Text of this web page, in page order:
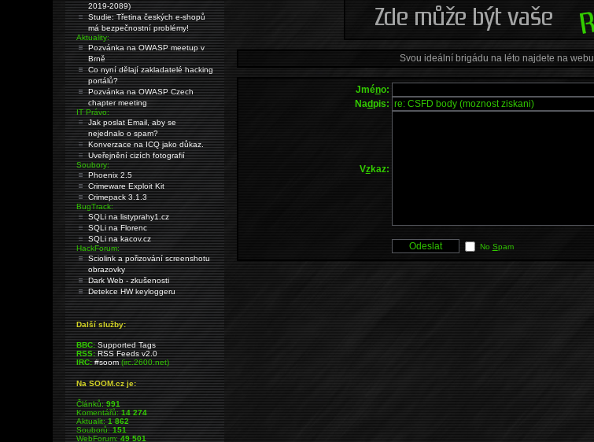
Svou ideální brigádu na léto najdete na webu
Jméno:
Nadpis:
Vzkaz:
No Spam
2019-2089)
Studie: Třetina českých e-shopů
má bezpečnostní problémy!
Aktuality:
Pozvánka na OWASP meetup v
Brně
Co nyní dělají zakladatelé hacking
portálů?
Pozvánka na OWASP Czech
chapter meeting
IT Právo:
Jak poslat Email, aby se
nejednalo o spam?
Konverzace na ICQ jako důkaz.
Uveřejnění cizích fotografií
Soubory:
Phoenix 2.5
Crimeware Exploit Kit
Crimepack 3.1.3
BugTrack:
SQLi na listyprahy1.cz
SQLi na Florenc
SQLi na kacov.cz
HackForum:
Sciolink a pořizování screenshotu
obrazovky
Dark Web - zkušenosti
Detekce HW keyloggeru
Další služby:
BBC: Supported Tags
RSS: RSS Feeds v2.0
IRC: #soom(irc.2600.net)
Na SOOM.cz je:
Článků:991
Komentářů:14 274
Aktualit:1 862
Souborů:151
WebForum:49 501